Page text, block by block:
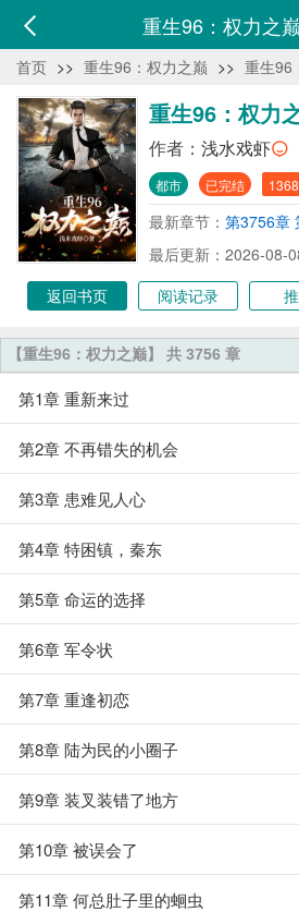
重生96：权力之
首页 >> 重生96：权力之巅 >> 重生96
重生96：权力
作者： 浅水戏虾
都市 已完结
最新章节： 第3756章
最后更新：2026-08-
返回书页
阅读记录
【重生96：权力之巅】 共 3756 章
第1章 重新来过
第2章 不再错失的机会
第3章 患难见人心
第4章 特困镇，秦东
第5章 命运的选择
第6章 军令状
第7章 重逢初恋
第8章 陆为民的小圈子
第9章 装叉装错了地方
第10章 被误会了
第11章 何总肚子里的蛔虫